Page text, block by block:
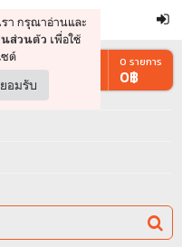
า กรุณาอ่านและ
ส่วนตัว เพื่อใช้
ซต์
อมรับ
0 รายการ
0฿